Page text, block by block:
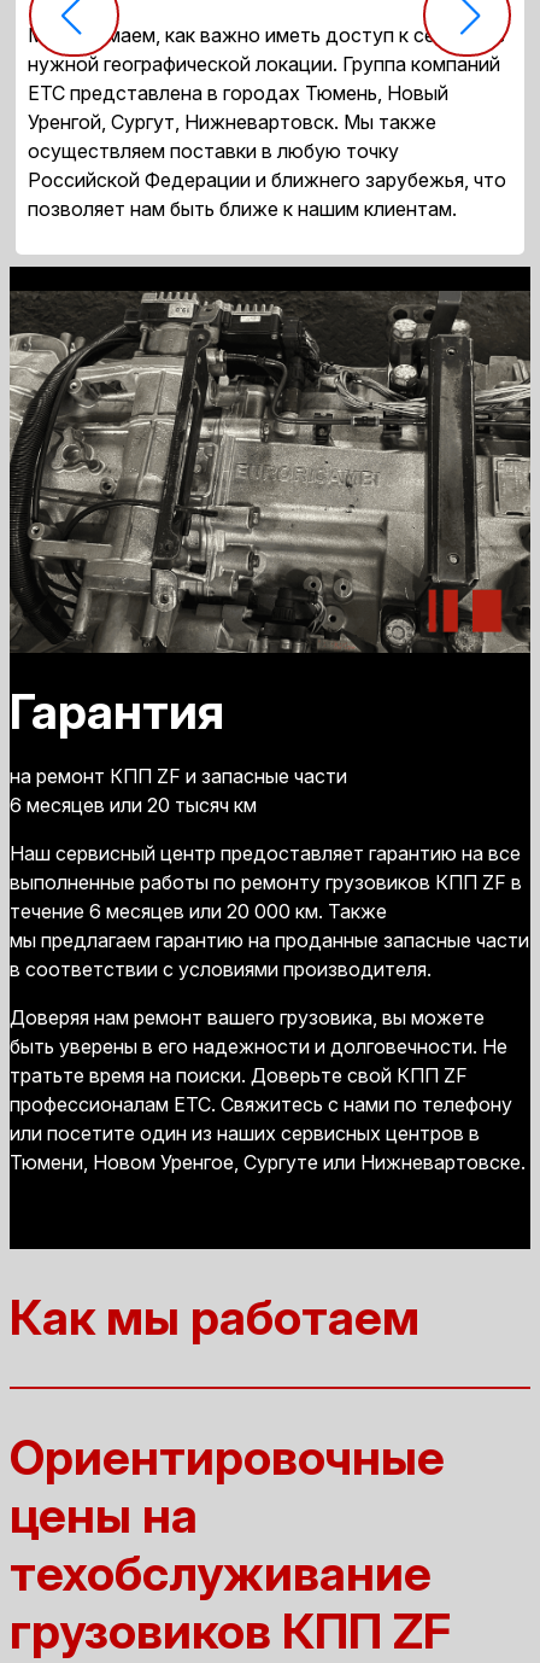
Мы понимаем, как важно иметь доступ к сервису в
нужной географической локации. Группа компаний
ЕТС представлена в городах Тюмень, Новый
Уренгой, Сургут, Нижневартовск. Мы также
осуществляем поставки в любую точку
Российской Федерации и ближнего зарубежья, что
позволяет нам быть ближе к нашим клиентам.
Гарантия
на ремонт КПП ZF и запасные части
6 месяцев или 20 тысяч км
Наш сервисный центр предоставляет гарантию на все
выполненные работы по ремонту грузовиков КПП ZF в
течение 6 месяцев или 20 000 км. Также
мы предлагаем гарантию на проданные запасные части
в соответствии с условиями производителя.
Доверяя нам ремонт вашего грузовика, вы можете
быть уверены в его надежности и долговечности. Не
тратьте время на поиски. Доверьте свой КПП ZF
профессионалам ЕТС. Свяжитесь с нами по телефону
или посетите один из наших сервисных центров в
Тюмени, Новом Уренгое, Сургуте или Нижневартовске.
Как мы работаем
Ориентировочные
цены на
техобслуживание
грузовиков КПП ZF